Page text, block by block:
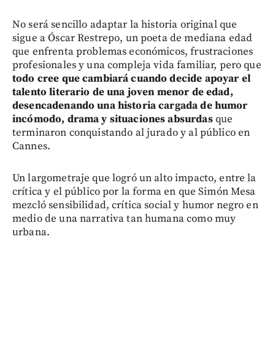
No será sencillo adaptar la historia original que
sigue a Óscar Restrepo, un poeta de mediana edad
que enfrenta problemas económicos, frustraciones
profesionales y una compleja vida familiar, pero que
todo cree que cambiará cuando decide apoyar el
talento literario de una joven menor de edad,
desencadenando una historia cargada de humor
incómodo, drama y situaciones absurdasque
terminaron conquistando al jurado y al público en
Cannes.
Un largometraje que logró un alto impacto, entre la
crítica y el público por la forma en que Simón Mesa
mezcló sensibilidad, crítica social y humor negro en
medio de una narrativa tan humana como muy
urbana.